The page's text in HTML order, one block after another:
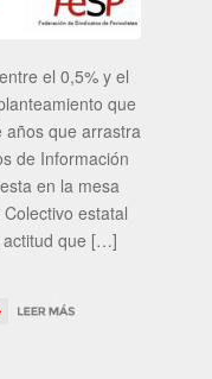
el 0,5% y el
que
años que arrastra
de Información
en la mesa
estatal
actitud que […]